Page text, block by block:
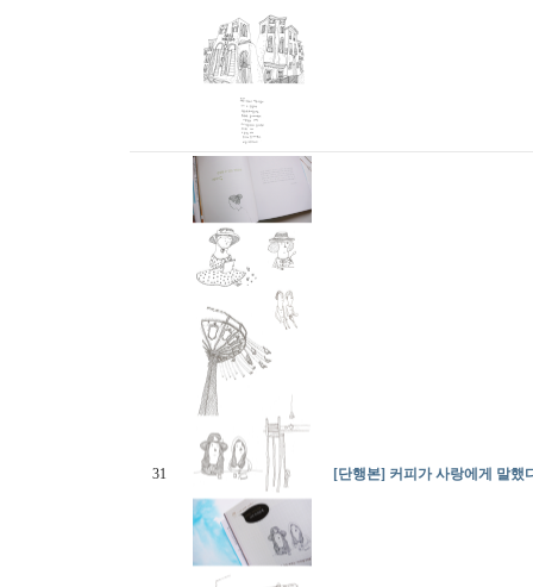
31 [단행본] 커피가 사랑에게 말했